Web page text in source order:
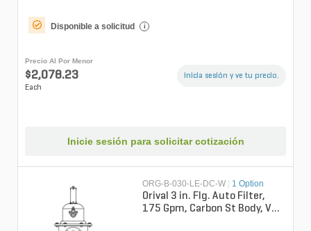
Disponible a solicitud i
Precio Al Por Menor
$2,078.23
Each
Inicia sesión y ve tu precio.
Inicie sesión para solicitar cotización
ORG-B-030-LE-DC-W | 1 Option
Orival 3 in. Flg. Auto Filter,
175 Gpm, Carbon St Body, Vdc